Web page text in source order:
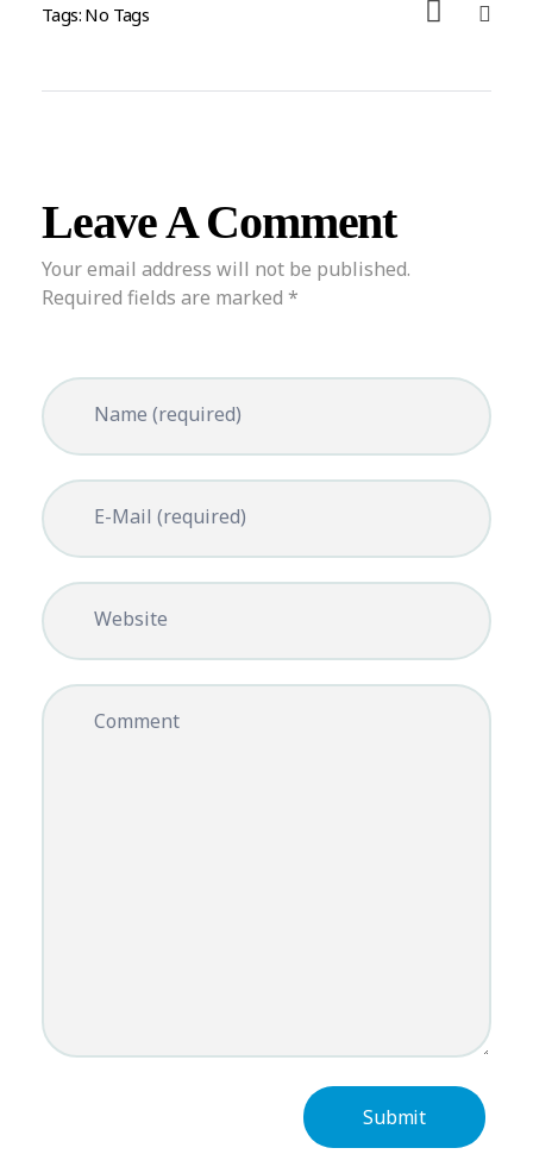
Tags: No Tags
Leave A Comment
Your email address will not be published.
Required fields are marked *
Name (required)
E-Mail (required)
Website
Comment